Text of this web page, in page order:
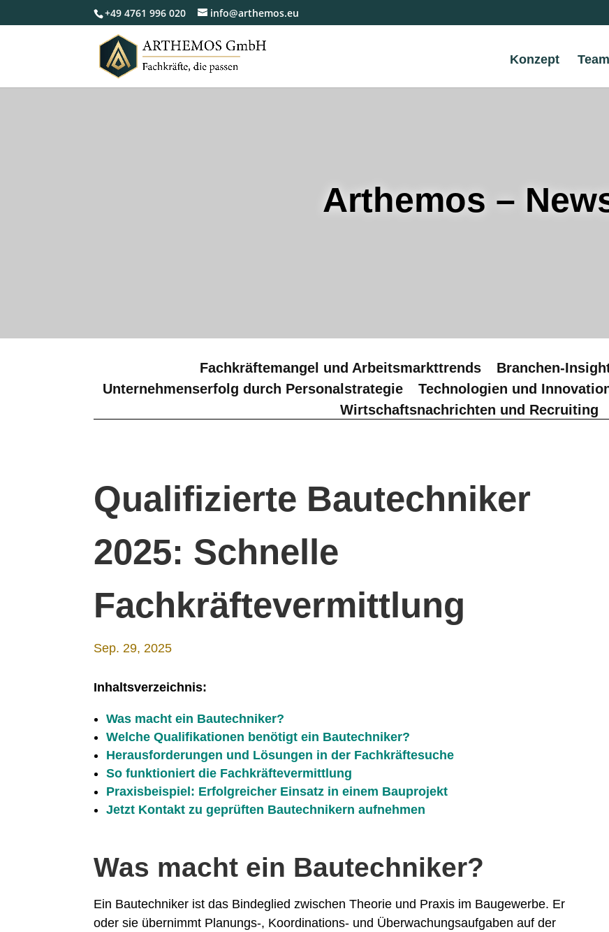
+49 4761 996 020 info@arthemos.eu
Konzept Team
Arthemos –
Fachkräftemangel und Arbeitsmarkttrends
Branchen-
Unternehmenserfolg durch Personalstrategie
Technologien und
Wirtschaftsnachrichten und Recruiting
Qualifizierte Bautechniker
2025: Schnelle
Fachkräftevermittlung
Sep. 29, 2025
Inhaltsverzeichnis:
Was macht ein Bautechniker?
Welche Qualifikationen benötigt ein Bautechniker?
Herausforderungen und Lösungen in der Fachkräftesuche
So funktioniert die Fachkräftevermittlung
Praxisbeispiel: Erfolgreicher Einsatz in einem Bauprojekt
Jetzt Kontakt zu geprüften Bautechnikern aufnehmen
Was macht ein Bautechniker?
Ein Bautechniker ist das Bindeglied zwischen Theorie und Praxis im Baugewerbe. Er
oder sie übernimmt Planungs-, Koordinations- und Überwachungsaufgaben auf der